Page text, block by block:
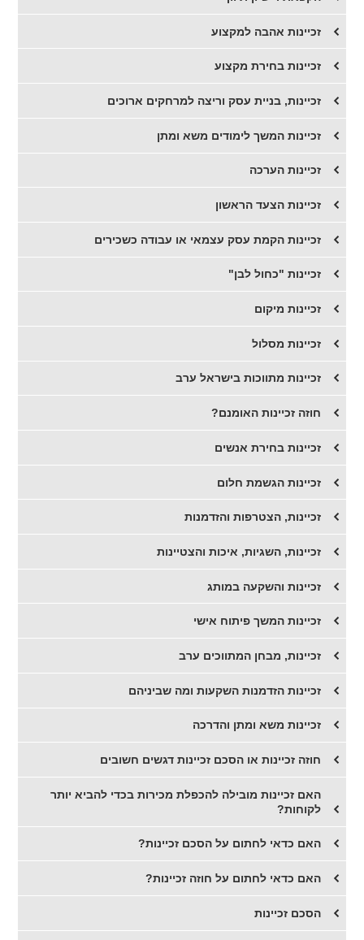
זכיינות אהבה למקצוע
זכיינות בחירת מקצוע
זכיינות, בניית עסק וריצה למרחקים ארוכים
זכיינות המשך לימודים משא ומתן
זכיינות הערכה
זכיינות הצעד הראשון
זכיינות הקמת עסק עצמאי או עבודה כשכירים
זכיינות "כחול לבן"
זכיינות מיקום
זכיינות מסלול
זכיינות מתווכות בישראל ערב
חוזה זכיינות האומנם?
זכיינות בחירת אנשים
זכיינות הגשמת חלום
זכיינות, הצטרפות והזדמנות
זכיינות, השגיות, איכות והצטיינות
זכיינות והשקעה במותג
זכיינות המשך פיתוח אישי
זכיינות, מבחן המתווכים ערב
זכיינות הזדמנות השקעות ומה שביניהם
זכיינות משא ומתן והדרכה
חוזה זכיינות או הסכם זכיינות דגשים חשובים
​האם זכיינות מובילה להכפלת מכירות בכדי להביא יותר
לקוחות?
האם כדאי לחתום על הסכם זכיינות?
האם כדאי לחתום על חוזה זכיינות?
​הסכם זכיינות